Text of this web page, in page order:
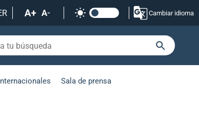
Cambiar idioma
Sala de prensa